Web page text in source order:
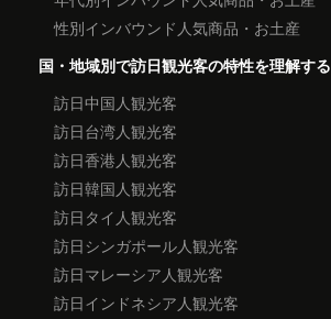
性別インバウンド人気商品・お土産
国・地域別で訪日観光客の特性を理解する
訪日中国人観光客
訪日台湾人観光客
訪日香港人観光客
訪日韓国人観光客
訪日タイ人観光客
訪日シンガポール人観光客
訪日マレーシア人観光客
訪日インドネシア人観光客